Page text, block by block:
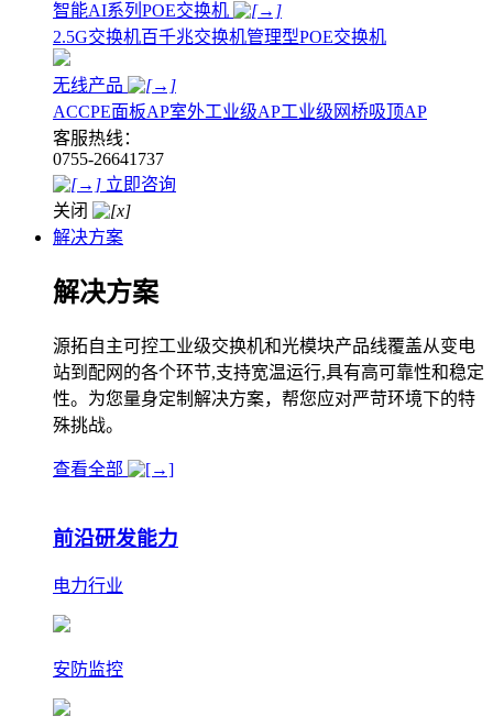
智能AI系列POE交换机
2.5G交换机百千兆交换机管理型POE交换机
无线产品
ACCPE面板AP室外工业级AP工业级网桥吸顶AP
客服热线：
0755-26641737
立即咨询
关闭
解决方案
解决方案
源拓自主可控工业级交换机和光模块产品线覆盖从变电
站到配网的各个环节,支持宽温运行,具有高可靠性和稳定
性。为您量身定制解决方案，帮您应对严苛环境下的特
殊挑战。
查看全部
前沿研发能力
电力行业
安防监控